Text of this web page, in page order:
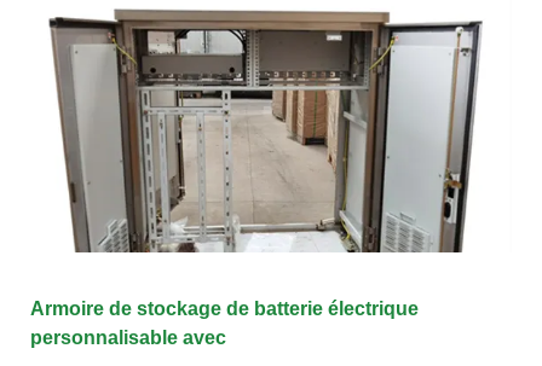
Armoire de stockage de batterie électrique
personnalisable avec